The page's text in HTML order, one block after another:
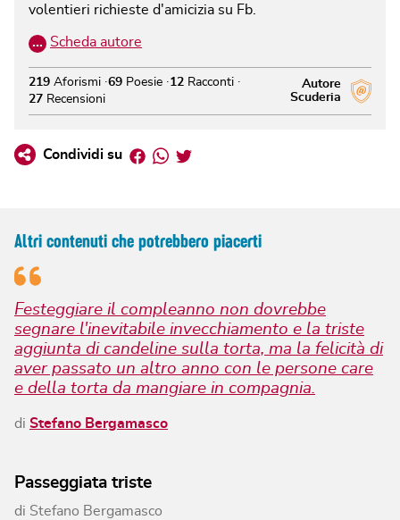
volentieri richieste d'amicizia su Fb.
… Scheda autore
Autore
Scuderia
219 Aforismi 69 Poesie 12 Racconti
27 Recensioni
Condividi su Facebook
Whatsapp
Twitter
Altri contenuti che potrebbero piacerti
Festeggiare il compleanno non dovrebbe
segnare l'inevitabile invecchiamento e la triste
aggiunta di candeline sulla torta, ma la felicità di
aver passato un altro anno con le persone care
e della torta da mangiare in compagnia.
di Stefano Bergamasco
Passeggiata triste
di Stefano Bergamasco